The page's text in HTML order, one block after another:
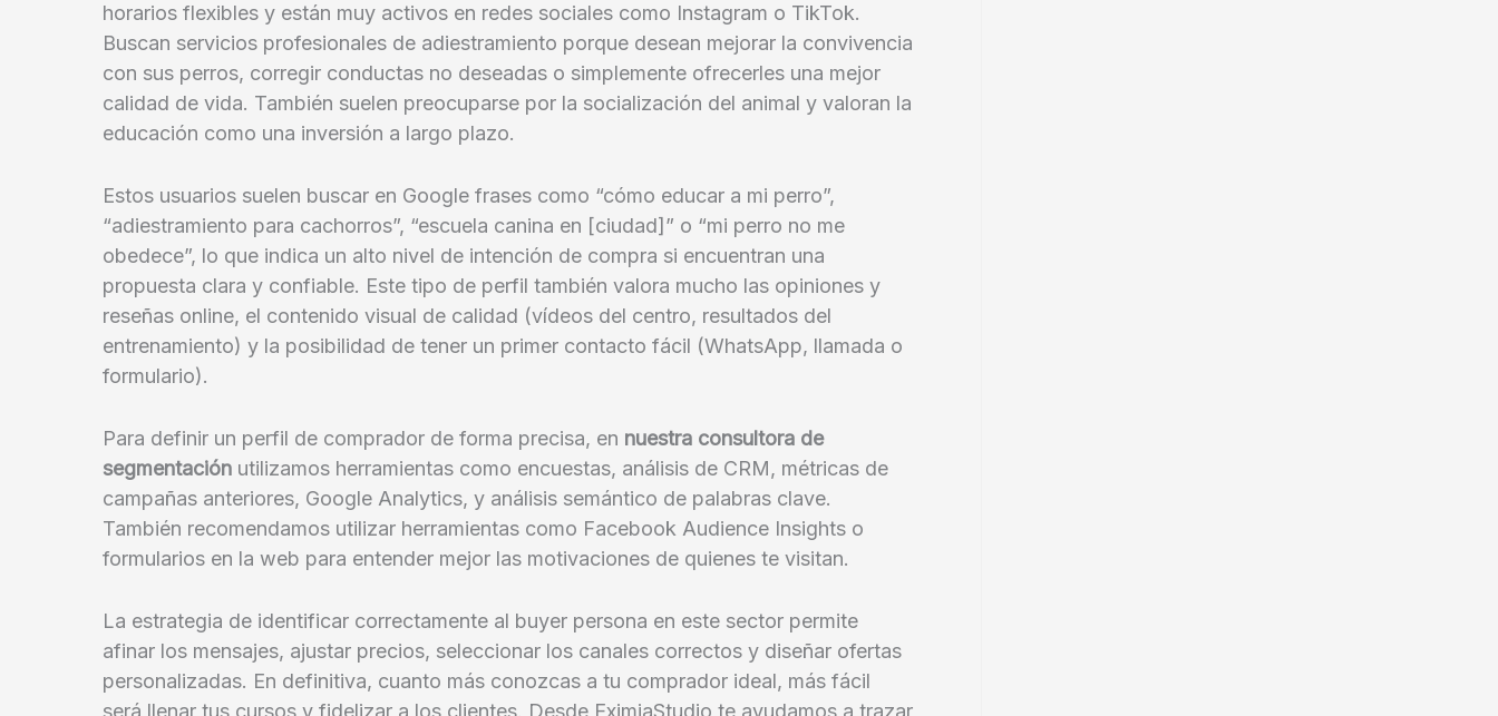
horarios flexibles y están muy activos en redes sociales como Instagram o TikTok.
Buscan servicios profesionales de adiestramiento porque desean mejorar la convivencia
con sus perros, corregir conductas no deseadas o simplemente ofrecerles una mejor
calidad de vida. También suelen preocuparse por la socialización del animal y valoran la
educación como una inversión a largo plazo.
Estos usuarios suelen buscar en Google frases como “cómo educar a mi perro”,
“adiestramiento para cachorros”, “escuela canina en [ciudad]” o “mi perro no me
obedece”, lo que indica un alto nivel de intención de compra si encuentran una
propuesta clara y confiable. Este tipo de perfil también valora mucho las opiniones y
reseñas online, el contenido visual de calidad (vídeos del centro, resultados del
entrenamiento) y la posibilidad de tener un primer contacto fácil (WhatsApp, llamada o
formulario).
Para definir un perfil de comprador de forma precisa, en nuestra consultora de
segmentación utilizamos herramientas como encuestas, análisis de CRM, métricas de
campañas anteriores, Google Analytics, y análisis semántico de palabras clave.
También recomendamos utilizar herramientas como Facebook Audience Insights o
formularios en la web para entender mejor las motivaciones de quienes te visitan.
La estrategia de identificar correctamente al buyer persona en este sector permite
afinar los mensajes, ajustar precios, seleccionar los canales correctos y diseñar ofertas
personalizadas. En definitiva, cuanto más conozcas a tu comprador ideal, más fácil
será llenar tus cursos y fidelizar a los clientes. Desde EximiaStudio te ayudamos a trazar